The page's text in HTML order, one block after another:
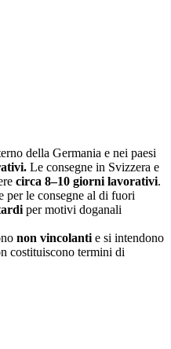
della Germania e nei paesi
Le consegne in Svizzera e
circa 8–10 giorni lavorativi.
per le consegne al di fuori
per motivi doganali
non vincolanti e si intendono
costituiscono termini di